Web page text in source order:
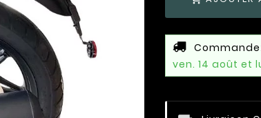
ven. 14 août et